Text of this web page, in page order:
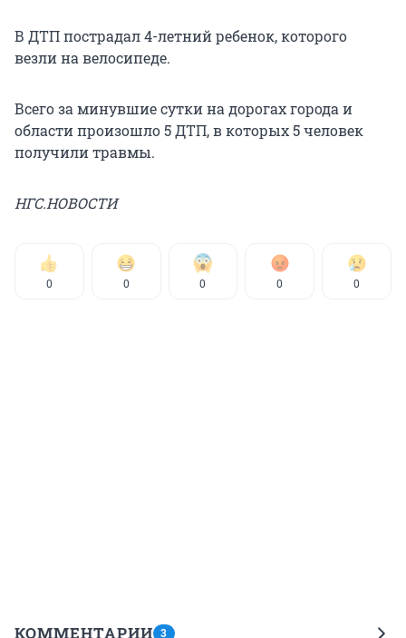
В ДТП пострадал 4-летний ребенок, которого
везли на велосипеде.
Всего за минувшие сутки на дорогах города и
области произошло 5 ДТП, в которых 5 человек
получили травмы.
НГС.НОВОСТИ
0 0 0 0 0
КОММЕНТАРИИ 3